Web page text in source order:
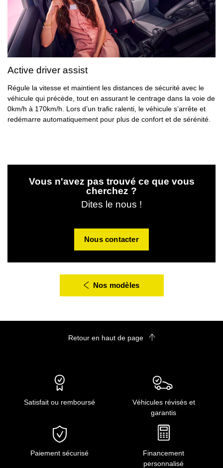
Active driver assist
Régule la vitesse et maintient les distances de sécurité avec le
véhicule qui précède, tout en assurant le centrage dans la voie de
0km/h à 170km/h. Lors d’un trafic ralenti, le véhicule s’arrête et
redémarre automatiquement pour plus de confort et de sérénité.
Vous n'avez pas trouvé ce que vous
cherchez ?
Dites le nous !
Nous contacter
Nos modèles
Retour en haut de page
Satisfait ou remboursé
Véhicules révisés et
garantis
Paiement sécurisé
Financement
personnalisé